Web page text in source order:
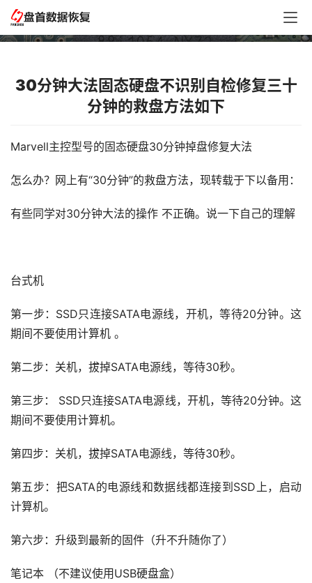
的救盘方法如下
30分钟大法固态硬盘不识别自检修复三十
分钟的救盘方法如下
Marvell主控型号的固态硬盘30分钟掉盘修复大法
怎么办？网上有“30分钟”的救盘方法，现转载于下以备用：
有些同学对30分钟大法的操作 不正确。说一下自己的理解
台式机
第一步：SSD只连接SATA电源线，开机，等待20分钟。这
期间不要使用计算机 。
第二步：关机，拔掉SATA电源线，等待30秒。
第三步： SSD只连接SATA电源线，开机，等待20分钟。这
期间不要使用计算机。
第四步：关机，拔掉SATA电源线，等待30秒。
第五步：把SATA的电源线和数据线都连接到SSD上，启动
计算机。
第六步：升级到最新的固件（升不升随你了）
笔记本 （不建议使用USB硬盘盒）